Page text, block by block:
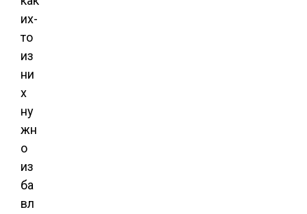
их-
то
из
ни
х
ну
жн
о
из
ба
вл